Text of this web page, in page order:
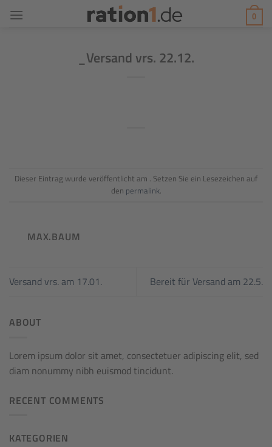
Inhalt
0
_Versand vrs. 22.12.
Dieser Eintrag wurde veröffentlicht am . Setzen Sie ein Lesezeichen auf
den permalink.
MAX.BAUM
Versand vrs. am 17.01. Bereit für Versand am 22.5.
ABOUT
Lorem ipsum dolor sit amet, consectetuer adipiscing elit, sed
diam nonummy nibh euismod tincidunt.
RECENT COMMENTS
KATEGORIEN